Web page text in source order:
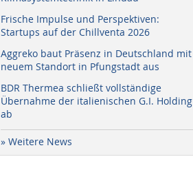
Frische Impulse und Perspektiven:
Startups auf der Chillventa 2026
Aggreko baut Präsenz in Deutschland mit
neuem Standort in Pfungstadt aus
BDR Thermea schließt vollständige
Übernahme der italienischen G.I. Holding
ab
» Weitere News